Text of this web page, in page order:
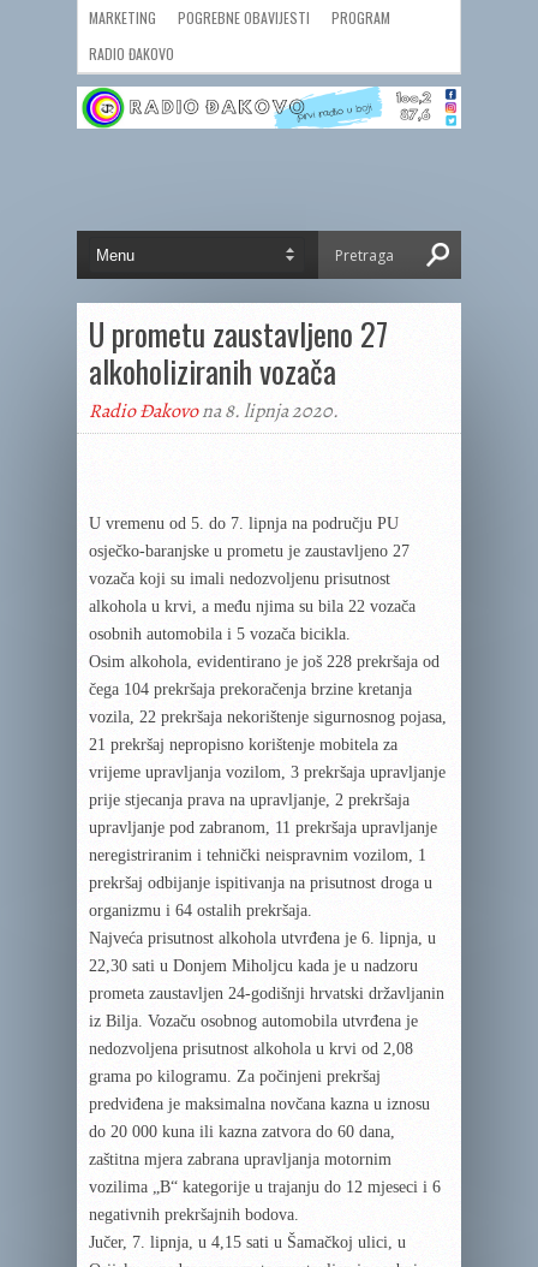
MARKETING POGREBNE OBAVIJESTI
PROGRAM
RADIO ĐAKOVO
U prometu zaustavljeno 27
alkoholiziranih vozača
Radio Đakovona 8. lipnja 2020.
U vremenu od 5. do 7. lipnja na području PU
osječko-baranjske u prometu je zaustavljeno 27
vozača koji su imali nedozvoljenu prisutnost
alkohola u krvi, a među njima su bila 22 vozača
osobnih automobila i 5 vozača bicikla.
Osim alkohola, evidentirano je još 228 prekršaja od
čega 104 prekršaja prekoračenja brzine kretanja
vozila, 22 prekršaja nekorištenje sigurnosnog pojasa,
21 prekršaj nepropisno korištenje mobitela za
vrijeme upravljanja vozilom, 3 prekršaja upravljanje
prije stjecanja prava na upravljanje, 2 prekršaja
upravljanje pod zabranom, 11 prekršaja upravljanje
neregistriranim i tehnički neispravnim vozilom, 1
prekršaj odbijanje ispitivanja na prisutnost droga u
organizmu i 64 ostalih prekršaja.
Najveća prisutnost alkohola utvrđena je 6. lipnja, u
22,30 sati u Donjem Miholjcu kada je u nadzoru
prometa zaustavljen 24-godišnji hrvatski državljanin
iz Bilja. Vozaču osobnog automobila utvrđena je
nedozvoljena prisutnost alkohola u krvi od 2,08
grama po kilogramu. Za počinjeni prekršaj
predviđena je maksimalna novčana kazna u iznosu
do 20 000 kuna ili kazna zatvora do 60 dana,
zaštitna mjera zabrana upravljanja motornim
vozilima „B“ kategorije u trajanju do 12 mjeseci i 6
negativnih prekršajnih bodova.
Jučer, 7. lipnja, u 4,15 sati u Šamačkoj ulici, u